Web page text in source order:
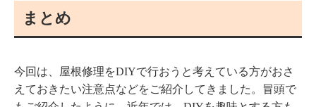
まとめ
今回は、屋根修理をDIYで行おうと考えている方がおさ
えておきたい注意点などをご紹介してきました。冒頭で